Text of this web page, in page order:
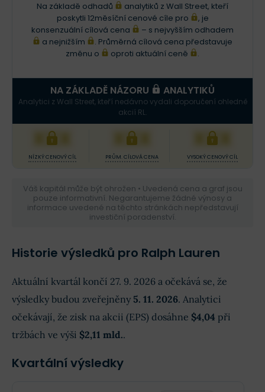
Na základě odhadů
analytiků z Wall Street, kteří
poskytli 12měsíční cenové cíle pro
, je
konsenzuální cílová cena
– s nejvyšším odhadem
a nejnižším
. Průměrná cílová cena představuje
změnu o
oproti aktuální ceně .
NA ZÁKLADĚ NÁZORU ANALYTIKŮ
Analytici z Wall Street, kteří nedávno vydali doporučení ohledně
akcií RL.
XXX
NÍZKÝ CENOVÝ CÍL
XXX
PRŮM. CÍLOVÁ CENA
XXX
VYSOKÝ CENOVÝ CÍL
Váš kapitál může být ohrožen • Uvedená cena a graf jsou
pouze informativní. Negarantujeme žádné výnosy a
informace uvedené na těchto stránkách nepředstavují
investiční poradenství.
Historie výsledků pro Ralph Lauren
Aktuální kvartál končí 27. 9. 2026 a očekává se, že
výsledky budou zveřejněny 5. 11. 2026. Analytici
očekávají, že zisk na akcii (EPS) dosáhne $4,04 při
tržbách ve výši $2,11 mld..
Kvartální výsledky